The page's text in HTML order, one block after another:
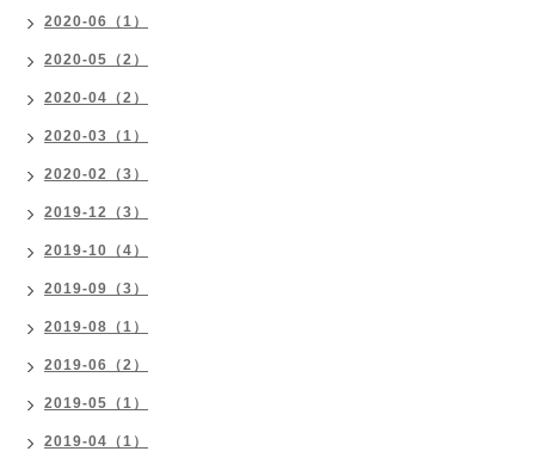
2020-06（1）
2020-05（2）
2020-04（2）
2020-03（1）
2020-02（3）
2019-12（3）
2019-10（4）
2019-09（3）
2019-08（1）
2019-06（2）
2019-05（1）
2019-04（1）